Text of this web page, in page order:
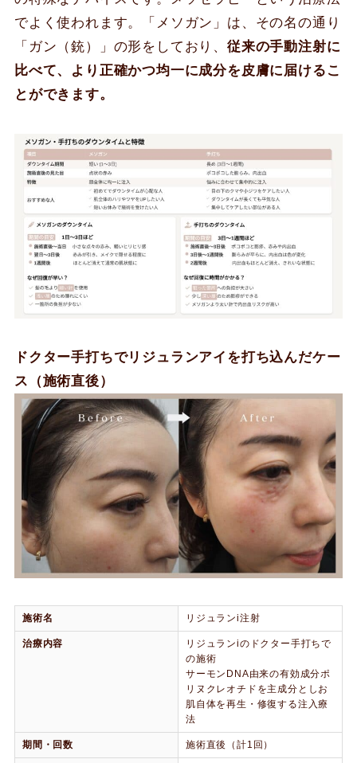
でよく使われます。「メソガン」は、その名の通り
「ガン（銃）」の形をしており、従来の手動注射に
比べて、より正確かつ均一に成分を皮膚に届けるこ
とができます。
ドクター手打ちでリジュランアイを打ち込んだケー
ス（施術直後）
施術名 リジュランi注射
治療内容
リジュランiのドクター手打ちで
の施術
サーモンDNA由来の有効成分ポ
リヌクレオチドを主成分としお
肌自体を再生・修復する注入療
法
期間・回数 施術直後（計1回）